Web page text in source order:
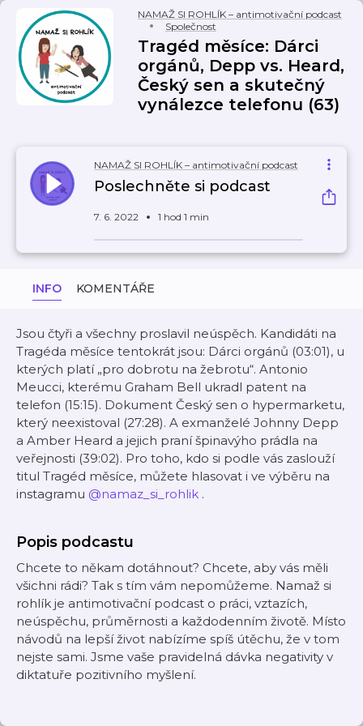
NAMAŽ SI ROHLÍK – antimotivační podcast
Společnost
Tragéd měsíce: Dárci
orgánů, Depp vs. Heard,
Český sen a skutečný
vynálezce telefonu (63)
NAMAŽ SI ROHLÍK – antimotivační podcast
Poslechněte si podcast
7. 6. 2022 1 hod 1 min
INFO KOMENTÁŘE
Jsou čtyři a všechny proslavil neúspěch. Kandidáti na
Tragéda měsíce tentokrát jsou: Dárci orgánů (03:01), u
kterých platí „pro dobrotu na žebrotu“. Antonio
Meucci, kterému Graham Bell ukradl patent na
telefon (15:15). Dokument Český sen o hypermarketu,
který neexistoval (27:28). A exmanželé Johnny Depp
a Amber Heard a jejich praní špinavýho prádla na
veřejnosti (39:02). Pro toho, kdo si podle vás zaslouží
titul Tragéd měsíce, můžete hlasovat i ve výběru na
instagramu @namaz_si_rohlik .
Popis podcastu
Chcete to někam dotáhnout? Chcete, aby vás měli
všichni rádi? Tak s tím vám nepomůžeme. Namaž si
rohlík je antimotivační podcast o práci, vztazích,
neúspěchu, průměrnosti a každodenním životě. Místo
návodů na lepší život nabízíme spíš útěchu, že v tom
nejste sami. Jsme vaše pravidelná dávka negativity v
diktatuře pozitivního myšlení.